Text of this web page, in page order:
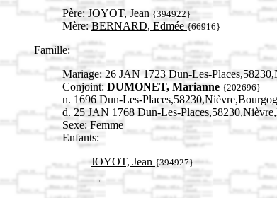
Père:JOYOT, Jean {394922}
Mère:BERNARD, Edmée{66916}
Famille:
Mariage: 26 JAN 1723 Dun-Les-
Conjoint: DUMONET, Marianne {202696}
n. 1696 Dun-Les-
d. 25 JAN 1768 Dun-Les-
Sexe: Femme
Enfants:
JOYOT, Jean {394927}